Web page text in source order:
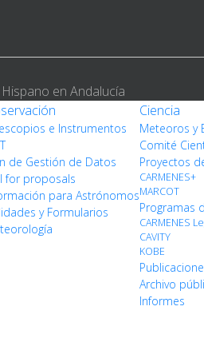
en Andalucía
e Instrumentos
de Gestión de Datos
for proposals
para Astrónomos
y Formularios
Ciencia
Meteoros y
Comité
Proyectos
CARMENES+
MARCOT
Programas
CARMENES
CAVITY
KOBE
Archivo
Informes